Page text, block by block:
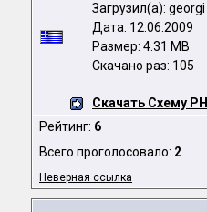
Загрузил(а): georgi
Дата: 12.06.2009
Размер: 4.31 MB
Скачано раз: 105
Скачать Схему
Рейтинг: 6
Всего проголосовало: 2
Неверная ссылка